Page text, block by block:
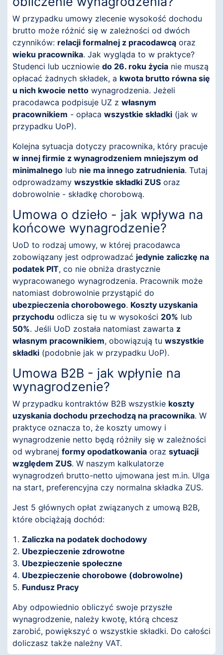
W przypadku umowy zlecenie wysokość dochodu
brutto może różnić się w zależności od dwóch
czynników: relacji formalnej z pracodawcą oraz
wieku pracownika. Jak wygląda to w praktyce?
Studenci lub uczniowie do 26. roku życia nie muszą
opłacać żadnych składek, a kwota brutto równa się
u nich kwocie netto wynagrodzenia. Jeżeli
pracodawca podpisuje UZ z własnym
pracownikiem - opłaca wszystkie składki (jak w
przypadku UoP).
Kolejna sytuacja dotyczy pracownika, który pracuje
w innej firmie z wynagrodzeniem mniejszym od
minimalnego lub nie ma innego zatrudnienia. Tutaj
odprowadzamy wszystkie składki ZUS oraz
dobrowolnie - składkę chorobową.
Umowa o dzieło - jak wpływa na
końcowe wynagrodzenie?
UoD to rodzaj umowy, w której pracodawca
zobowiązany jest odprowadzać jedynie zaliczkę na
podatek PIT, co nie obniża drastycznie
wypracowanego wynagrodzenia. Pracownik może
natomiast dobrowolnie przystąpić do
ubezpieczenia chorobowego. Koszty uzyskania
przychodu odlicza się tu w wysokości 20% lub
50%. Jeśli UoD została natomiast zawarta z
własnym pracownikiem, obowiązują tu wszystkie
składki (podobnie jak w przypadku UoP).
Umowa B2B - jak wpłynie na
wynagrodzenie?
W przypadku kontraktów B2B wszystkie koszty
uzyskania dochodu przechodzą na pracownika. W
praktyce oznacza to, że koszty umowy i
wynagrodzenie netto będą różniły się w zależności
od wybranej formy opodatkowania oraz sytuacji
względem ZUS. W naszym kalkulatorze
wynagrodzeń brutto-netto ujmowana jest m.in. Ulga
na start, preferencyjna czy normalna składka ZUS.
Jest 5 głównych opłat związanych z umową B2B,
które obciążają dochód:
Zaliczka na podatek dochodowy
Ubezpieczenie zdrowotne
Ubezpieczenie społeczne
Ubezpieczenie chorobowe (dobrowolne)
Fundusz Pracy
Aby odpowiednio obliczyć swoje przyszłe
wynagrodzenie, należy kwotę, którą chcesz
zarobić, powiększyć o wszystkie składki. Do całości
doliczasz także należny VAT.